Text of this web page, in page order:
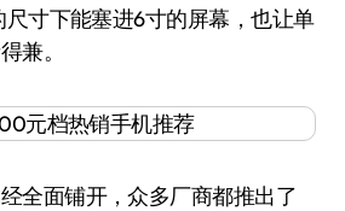
寸下能塞进6寸的屏幕，也让单
兼。
面铺开，众多厂商都推出了